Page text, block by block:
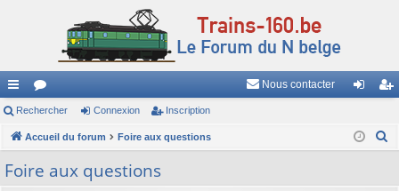
ac
co
ur
or
u
Nous contacter
ne cri
Rechercher Connexion Inscription
Accueil du forum Foire aux questions
Foire aux questions